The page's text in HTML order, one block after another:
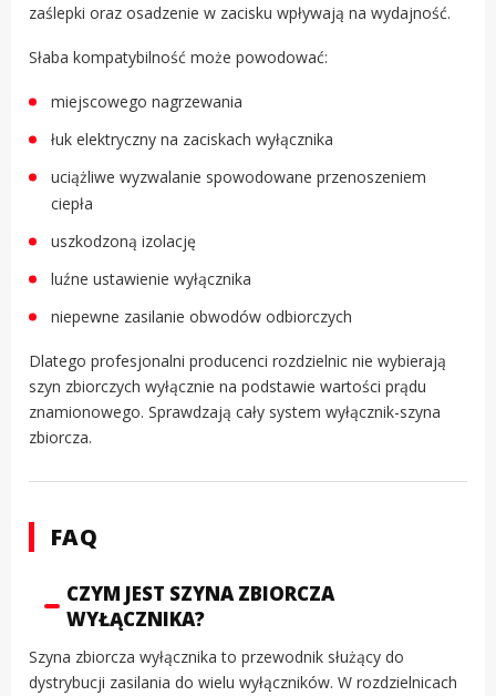
zaślepki oraz osadzenie w zacisku wpływają na wydajność.
Słaba kompatybilność może powodować:
miejscowego nagrzewania
łuk elektryczny na zaciskach wyłącznika
uciążliwe wyzwalanie spowodowane przenoszeniem
ciepła
uszkodzoną izolację
luźne ustawienie wyłącznika
niepewne zasilanie obwodów odbiorczych
Dlatego profesjonalni producenci rozdzielnic nie wybierają
szyn zbiorczych wyłącznie na podstawie wartości prądu
znamionowego. Sprawdzają cały system wyłącznik-szyna
zbiorcza.
FAQ
CZYM JEST SZYNA ZBIORCZA
WYŁĄCZNIKA?
Szyna zbiorcza wyłącznika to przewodnik służący do
dystrybucji zasilania do wielu wyłączników. W rozdzielnicach